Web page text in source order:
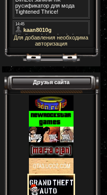
Для добавления необходима
авторизация
Друзья сайта